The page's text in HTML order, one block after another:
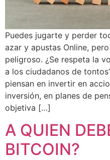
Puedes jugarte y perder
azar y apustas Online,
peligroso. ¿Se respeta la
a los ciudadanos de
piensan en invertir en
inversión, en planes de
objetiva […]
A QUIEN
BITCOIN?